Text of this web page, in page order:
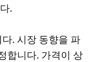
.
. 시장 동향을 파
합니다. 가격이 상